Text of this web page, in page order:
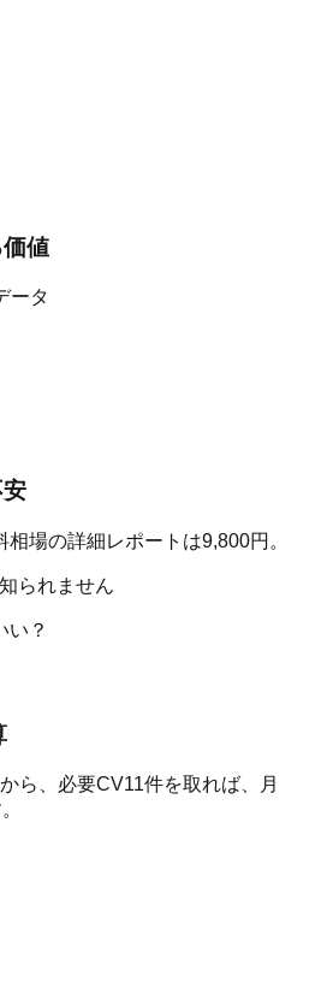
値
ータ
場の詳細レポートは9,800円。
られません
い？
ら、必要CV11件を取れば、月